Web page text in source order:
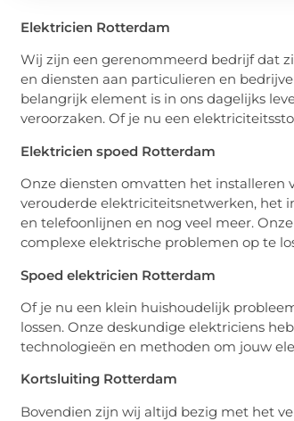
Elektricien Rotterdam
Wij zijn een gerenommeerd bedrijf dat
en diensten aan particulieren en
belangrijk element is in ons dagelijks
veroorzaken. Of je nu een
Elektricien spoed Rotterdam
Onze diensten omvatten het installeren
verouderde elektriciteitsnetwerken, het
en telefoonlijnen en nog veel meer.
complexe elektrische problemen op te
Spoed elektricien Rotterdam
Of je nu een klein huishoudelijk
lossen. Onze deskundige elektriciens
technologieën en methoden om jouw
Kortsluiting Rotterdam
Bovendien zijn wij altijd bezig met het